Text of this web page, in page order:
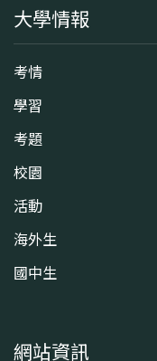
大學情報
考情
學習
考題
校園
活動
海外生
國中生
網站資訊